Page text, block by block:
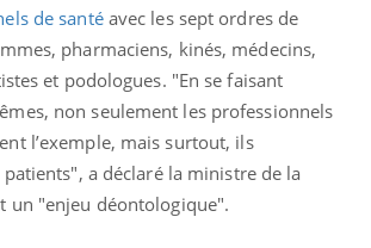
de santéavec les sept ordres de
pharmaciens, kinés, médecins,
et podologues. "En se faisant
non seulement les professionnels
l’exemple, mais surtout, ils
a déclaré la ministre de la
un "enjeu déontologique".